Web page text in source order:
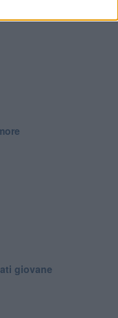
giovane